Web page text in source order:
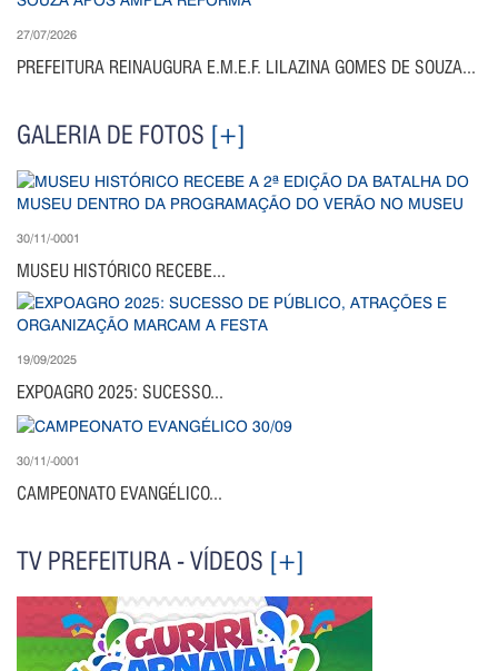
27/07/2026
PREFEITURA REINAUGURA E.M.E.F. LILAZINA GOMES DE SOUZA...
GALERIA DE FOTOS [+]
30/11/-0001
MUSEU HISTÓRICO RECEBE...
19/09/2025
EXPOAGRO 2025: SUCESSO...
30/11/-0001
CAMPEONATO EVANGÉLICO...
TV PREFEITURA - VÍDEOS [+]